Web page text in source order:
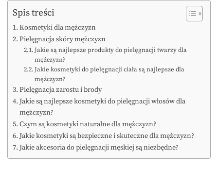
Spis treści
Kosmetyki dla mężczyzn
Pielęgnacja skóry mężczyzn
Jakie są najlepsze produkty do pielęgnacji twarzy dla
mężczyzn?
Jakie kosmetyki do pielęgnacji ciała są najlepsze dla
mężczyzn?
Pielęgnacja zarostu i brody
Jakie są najlepsze kosmetyki do pielęgnacji włosów dla
mężczyzn?
Czym są kosmetyki naturalne dla mężczyzn?
Jakie kosmetyki są bezpieczne i skuteczne dla mężczyzn?
Jakie akcesoria do pielęgnacji męskiej są niezbędne?